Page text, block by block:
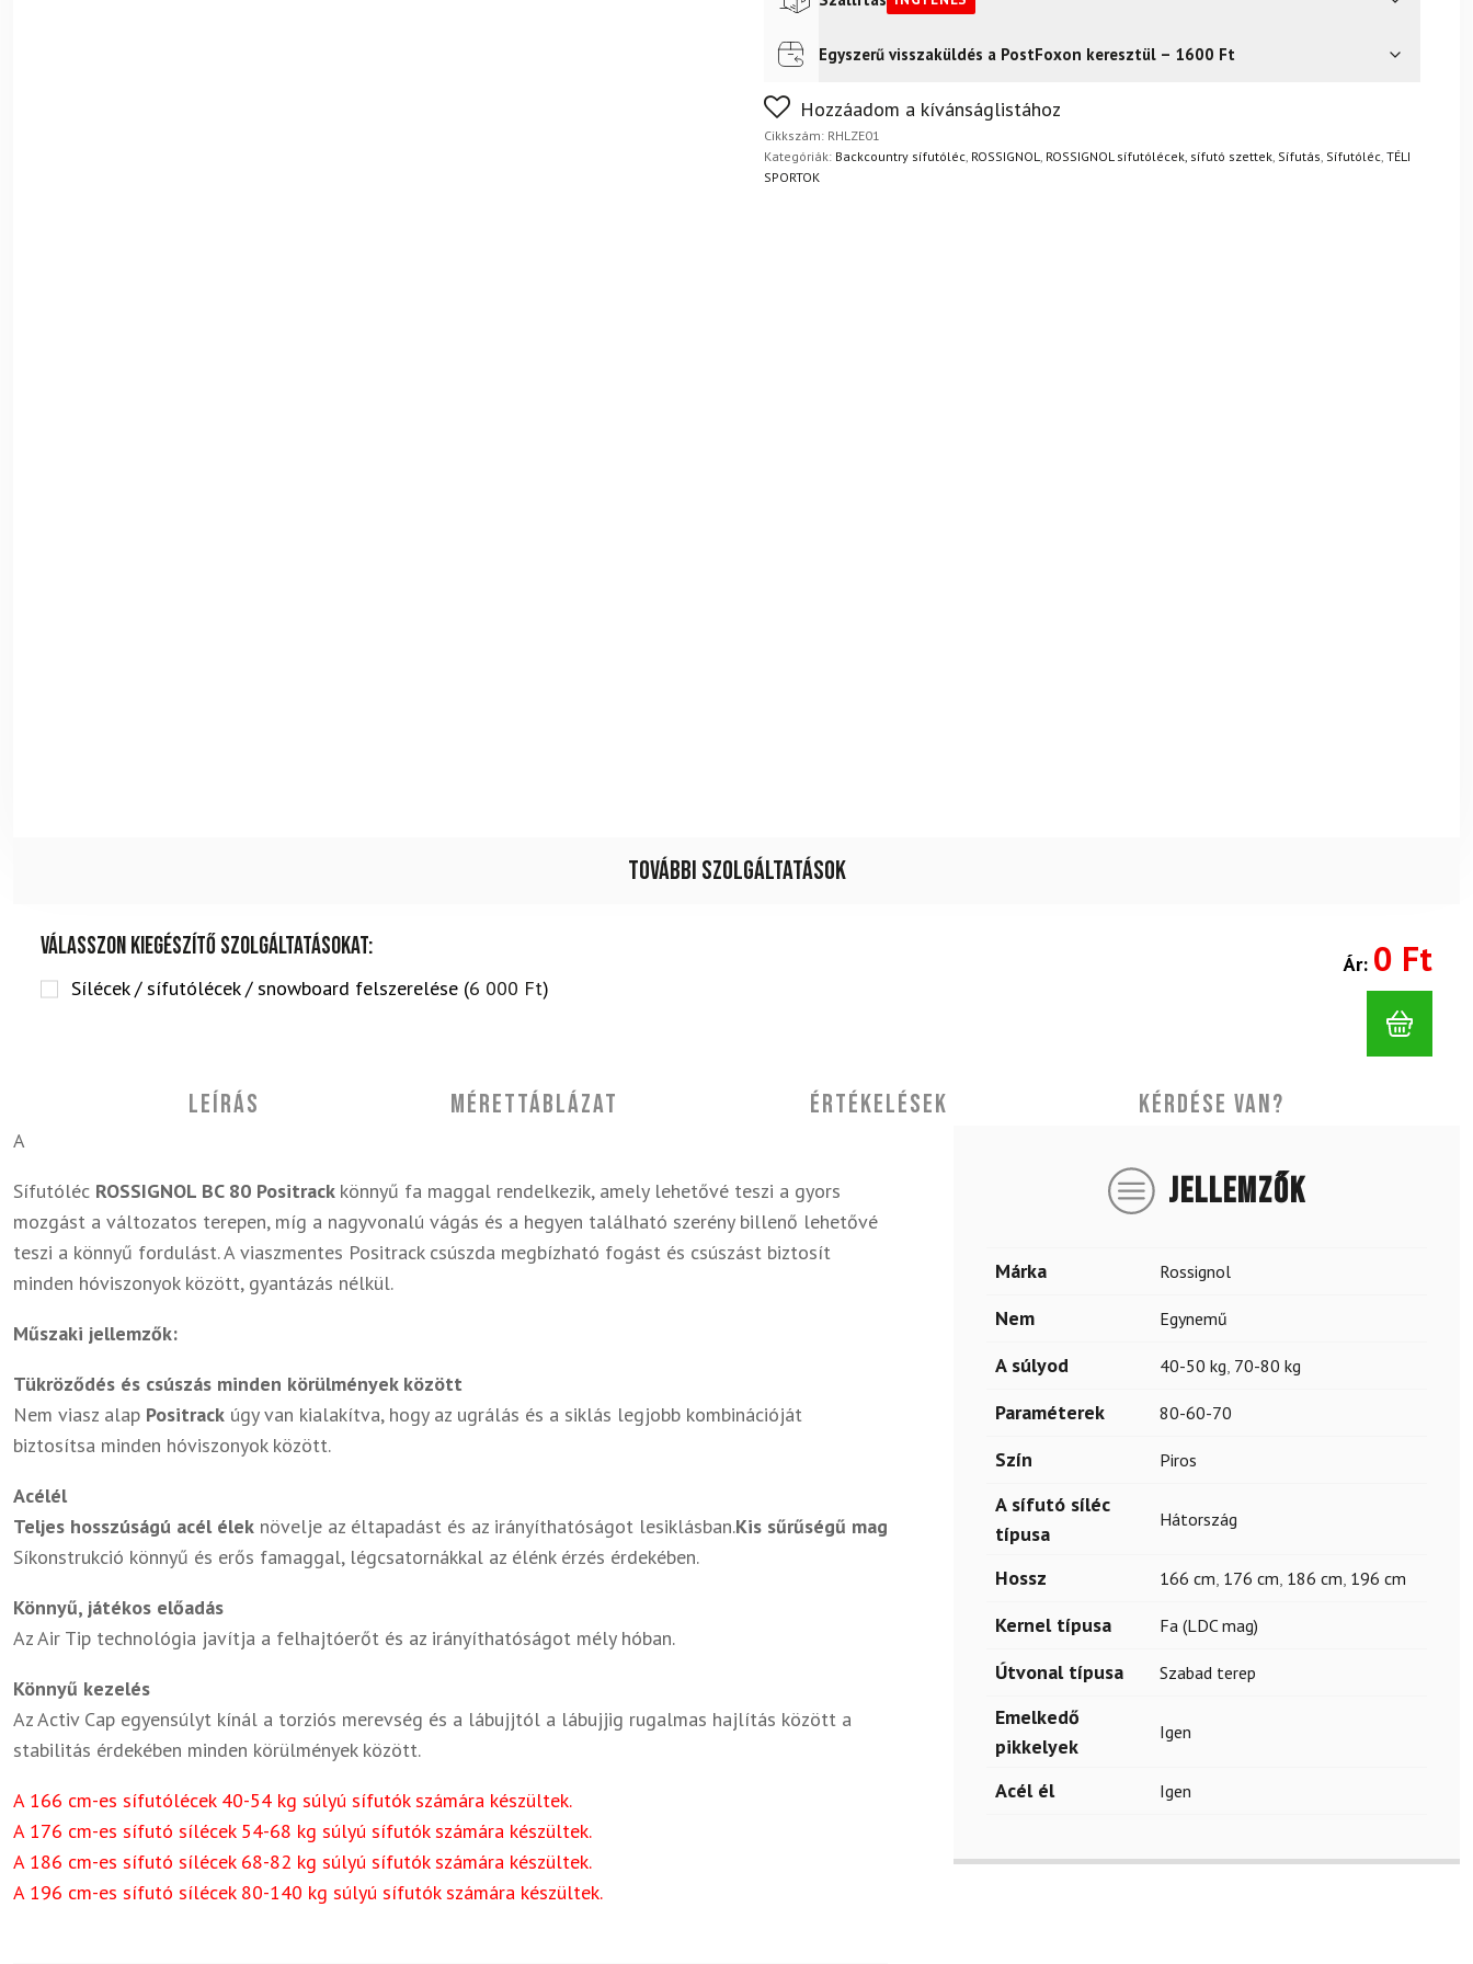
Futár a címreIngyenes
Egyszerű visszaküldés a PostFoxon keresztül – 1600 Ft
Nem biztos a választásában? Semmi gond – a terméket egyszerűen visszaküldheti 14
napon belül, indoklás nélkül.
Hozzáadom a kívánságlistához
Cikkszám: RHLZE01
Kategóriák: Backcountry sífutóléc, ROSSIGNOL ROSSIGNOL sífutólécek, sífutó szettek, Sífutás Sífutóléc, TÉLI
SPORTOK
További szolgáltatások
Válasszon kiegészítő szolgáltatásokat:
Sílécek / sífutólécek / snowboard felszerelése (6 000 Ft)
Ár: 0 Ft
Leírás Mérettáblázat Értékelések Kérdése van?
A
Sífutóléc ROSSIGNOL BC 80 Positrack könnyű fa maggal rendelkezik, amely lehetővé teszi a gyors
mozgást a változatos terepen, míg a nagyvonalú vágás és a hegyen található szerény billenő lehetővé
teszi a könnyű fordulást. A viaszmentes Positrack csúszda megbízható fogást és csúszást biztosít
minden hóviszonyok között, gyantázás nélkül.
Műszaki jellemzők:
Tükröződés és csúszás minden körülmények között
Nem viasz alap Positrack úgy van kialakítva, hogy az ugrálás és a siklás legjobb kombinációját
biztosítsa minden hóviszonyok között.
Acélél
Teljes hosszúságú acél élek növelje az éltapadást és az irányíthatóságot lesiklásban.Kis sűrűségű mag
Síkonstrukció könnyű és erős famaggal, légcsatornákkal az élénk érzés érdekében.
Könnyű, játékos előadás
Az Air Tip technológia javítja a felhajtóerőt és az irányíthatóságot mély hóban.
Könnyű kezelés
Az Activ Cap egyensúlyt kínál a torziós merevség és a lábujjtól a lábujjig rugalmas hajlítás között a
stabilitás érdekében minden körülmények között.
A 166 cm-es sífutólécek 40-54 kg súlyú sífutók számára készültek.
A 176 cm-es sífutó sílécek 54-68 kg súlyú sífutók számára készültek.
A 186 cm-es sífutó sílécek 68-82 kg súlyú sífutók számára készültek.
A 196 cm-es sífutó sílécek 80-140 kg súlyú sífutók számára készültek.
JELLEMZŐK
Márka Rossignol
Nem Egynemű
A súlyod 40-50 kg, 70-80 kg
Paraméterek 80-60-70
Szín Piros
A sífutó síléc
típusa
Hátország
Hossz 166 cm, 176 cm, 186 cm, 196 cm
Kernel típusa Fa (LDC mag)
Útvonal típusa Szabad terep
Emelkedő
pikkelyek
Igen
Acél él Igen